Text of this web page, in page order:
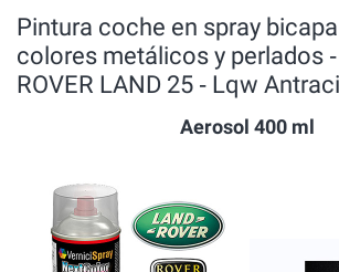
Pintura coche en spray
colores metálicos y perlados
ROVER LAND 25 ‐ Lqw
Aerosol 400 ml